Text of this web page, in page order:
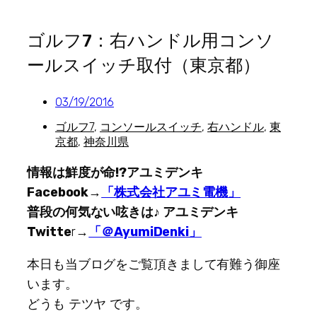
ゴルフ7：右ハンドル用コンソ
ールスイッチ取付（東京都）
03/19/2016
ゴルフ7, コンソールスイッチ, 右ハンドル, 東
京都, 神奈川県
情報は鮮度が命!?アユミデンキ
Facebook→ 「株式会社アユミ電機」
普段の何気ない呟きは♪ アユミデンキ
Twitter→ 「＠AyumiDenki」
本日も当ブログをご覧頂きまして有難う御座
います。
どうも テツヤ です。